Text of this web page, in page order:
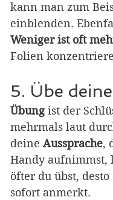
kann man zum
einblenden.
Weniger ist oft
Folien
5. Übe
Übung ist der
mehrmals laut
deine Aussprache,
Handy aufnimmst,
öfter du übst,
sofort anmerkt.